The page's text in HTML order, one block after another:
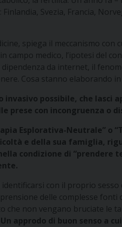
Svezia, Francia,
spiega il meccanismo con
campo medico, l’ipotesi del
da internet, il
Cosa stanno elaborando
possibile, che lasci
prese con incongruenza o
Esplorativa-Neutrale” o
e della sua famiglia,
condizione di “prendere
con il proprio
delle complesse
non vengano bruciate le
Un approdo di buon senso a